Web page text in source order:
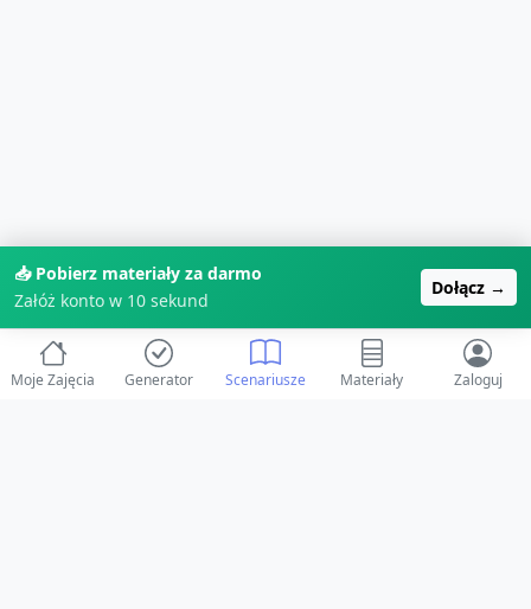
📥 Pobierz materiały za darmo
Załóż konto w 10 sekund
Dołącz →
Moje Zajęcia Generator Scenariusze Materiały Zaloguj